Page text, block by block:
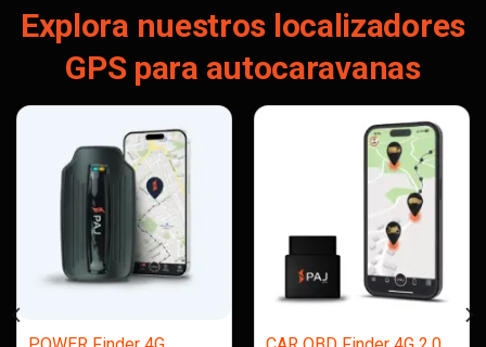
Explora nuestros localizadores
GPS para autocaravanas